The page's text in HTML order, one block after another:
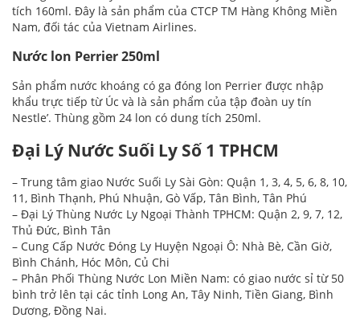
tích 160ml. Đây là sản phẩm của CTCP TM Hàng Không Miền
Nam, đối tác của Vietnam Airlines.
Nước lon Perrier 250ml
Sản phẩm nước khoáng có ga đóng lon Perrier được nhập
khẩu trực tiếp từ Úc và là sản phẩm của tập đoàn uy tín
Nestle’. Thùng gồm 24 lon có dung tích 250ml.
Đại Lý Nước Suối Ly Số 1 TPHCM
– Trung tâm giao Nước Suối Ly Sài Gòn: Quận 1, 3, 4, 5, 6, 8, 10,
11, Bình Thạnh, Phú Nhuận, Gò Vấp, Tân Bình, Tân Phú
– Đại Lý Thùng Nước Ly Ngoại Thành TPHCM: Quận 2, 9, 7, 12,
Thủ Đức, Bình Tân
– Cung Cấp Nước Đóng Ly Huyện Ngoại Ô: Nhà Bè, Cần Giờ,
Bình Chánh, Hóc Môn, Củ Chi
– Phân Phối Thùng Nước Lon Miền Nam: có giao nước sỉ từ 50
bình trở lên tại các tỉnh Long An, Tây Ninh, Tiền Giang, Bình
Dương, Đồng Nai.